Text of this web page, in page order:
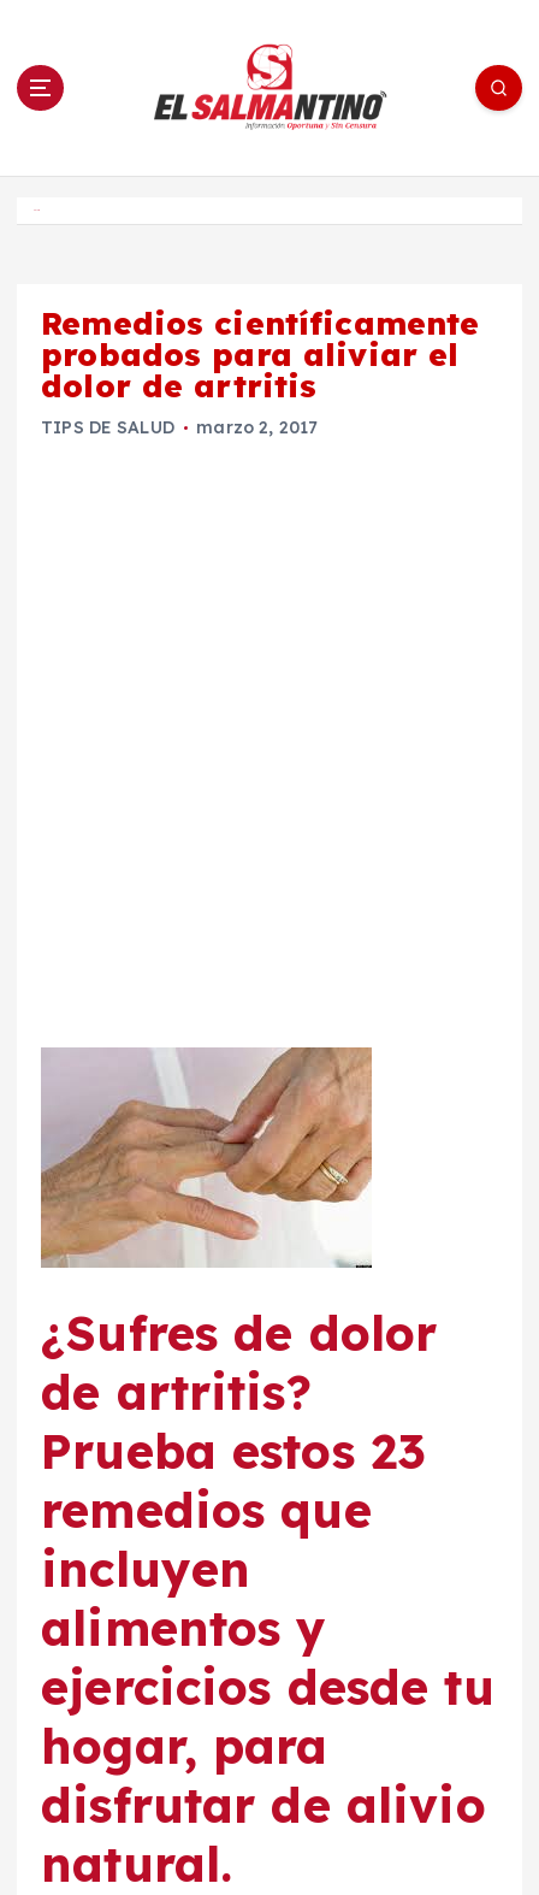
n El Salmantino - medios/noticias/editorial
Remedios científicamente
probados para aliviar el
dolor de artritis
TIPS DE SALUD marzo 2, 2017
¿Sufres de dolor
de artritis?
Prueba estos 23
remedios que
incluyen
alimentos y
ejercicios desde tu
hogar, para
disfrutar de alivio
natural.